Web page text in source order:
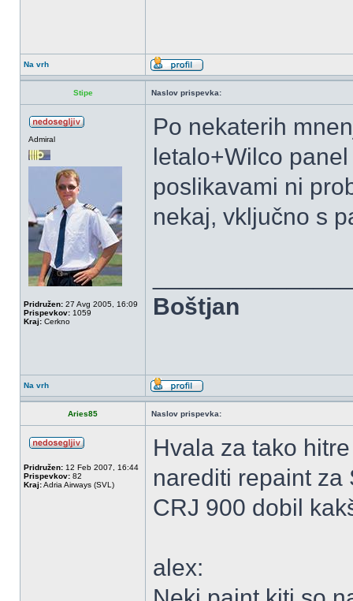
Na vrh
Stipe Naslov prispevka:
Admiral
Pridružen: 27 Avg 2005, 16:09
Prispevkov: 1059
Kraj: Cerkno
Po nekaterih
letalo+Wilco
poslikavami ni
nekaj, vključno s
Boštjan
Na vrh
Aries85 Naslov prispevka:
Pridružen: 12 Feb 2007, 16:44
Prispevkov: 82
Kraj:Adria Airways (SVL)
Hvala za tako
narediti repaint
CRJ 900 dobil
alex: